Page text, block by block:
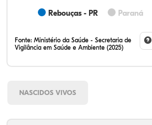
Rebouças - PR Paraná
Fonte: Ministério da Saúde - Secretaria de
Vigilância em Saúde e Ambiente (2025)
NASCIDOS VIVOS